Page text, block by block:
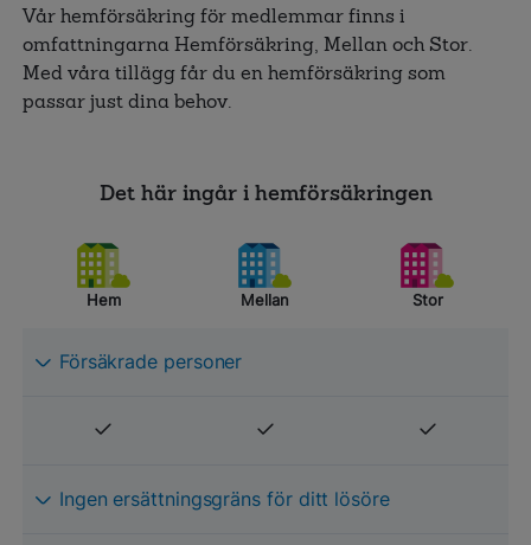
Vår hemförsäkring för medlemmar finns i
omfattningarna Hemförsäkring, Mellan och Stor.
Med våra tillägg får du en hemförsäkring som
passar just dina behov.
Det här ingår i hemförsäkringen
Hem Mellan Stor
Försäkrade personer
Ingen ersättningsgräns för ditt lösöre